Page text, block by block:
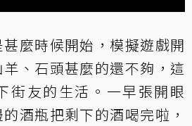
麼時候開始，模擬遊戲開
、石頭甚麼的還不夠，這
街友的生活。一早張開眼
酒瓶把剩下的酒喝完啦，